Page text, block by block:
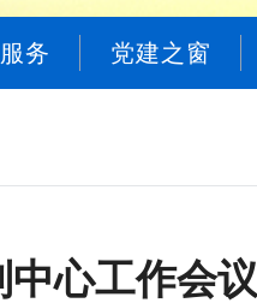
务 党建之窗
心工作会议